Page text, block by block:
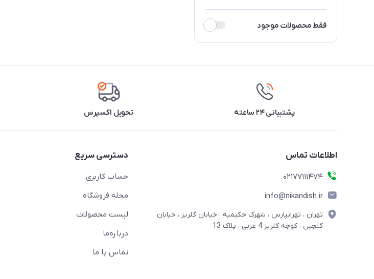
فقط محصولات موجود
پشتیبانی ۲۴ ساعته تحویل اکسپرس
اطلاعات تماس
02177111474
info@nikandish.ir
تهران ، تهرانپارس ، شهرک حکیمیه ، خیابان گلریز ، خیابان
گلچین ، کوچه گلریز 4 غربی ، پلاک 13
دسترسی سریع
حساب کاربری
مجله فروشگاه
لیست محصولات
درباره‌ما
تماس با ما